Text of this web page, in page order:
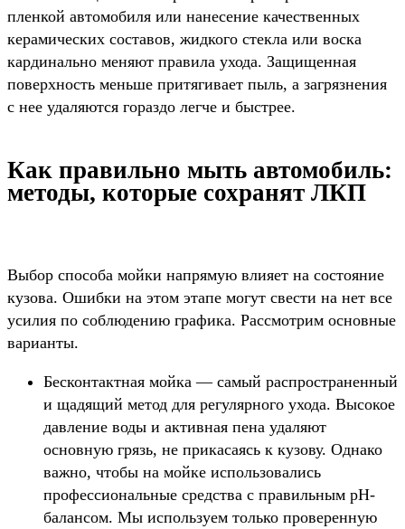
пленкой автомобиля или нанесение качественных
керамических составов, жидкого стекла или воска
кардинально меняют правила ухода. Защищенная
поверхность меньше притягивает пыль, а загрязнения
с нее удаляются гораздо легче и быстрее.
Как правильно мыть автомобиль:
методы, которые сохранят ЛКП
Выбор способа мойки напрямую влияет на состояние
кузова. Ошибки на этом этапе могут свести на нет все
усилия по соблюдению графика. Рассмотрим основные
варианты.
Бесконтактная мойка — самый распространенный
и щадящий метод для регулярного ухода. Высокое
давление воды и активная пена удаляют
основную грязь, не прикасаясь к кузову. Однако
важно, чтобы на мойке использовались
профессиональные средства с правильным pH-
балансом. Мы используем только проверенную